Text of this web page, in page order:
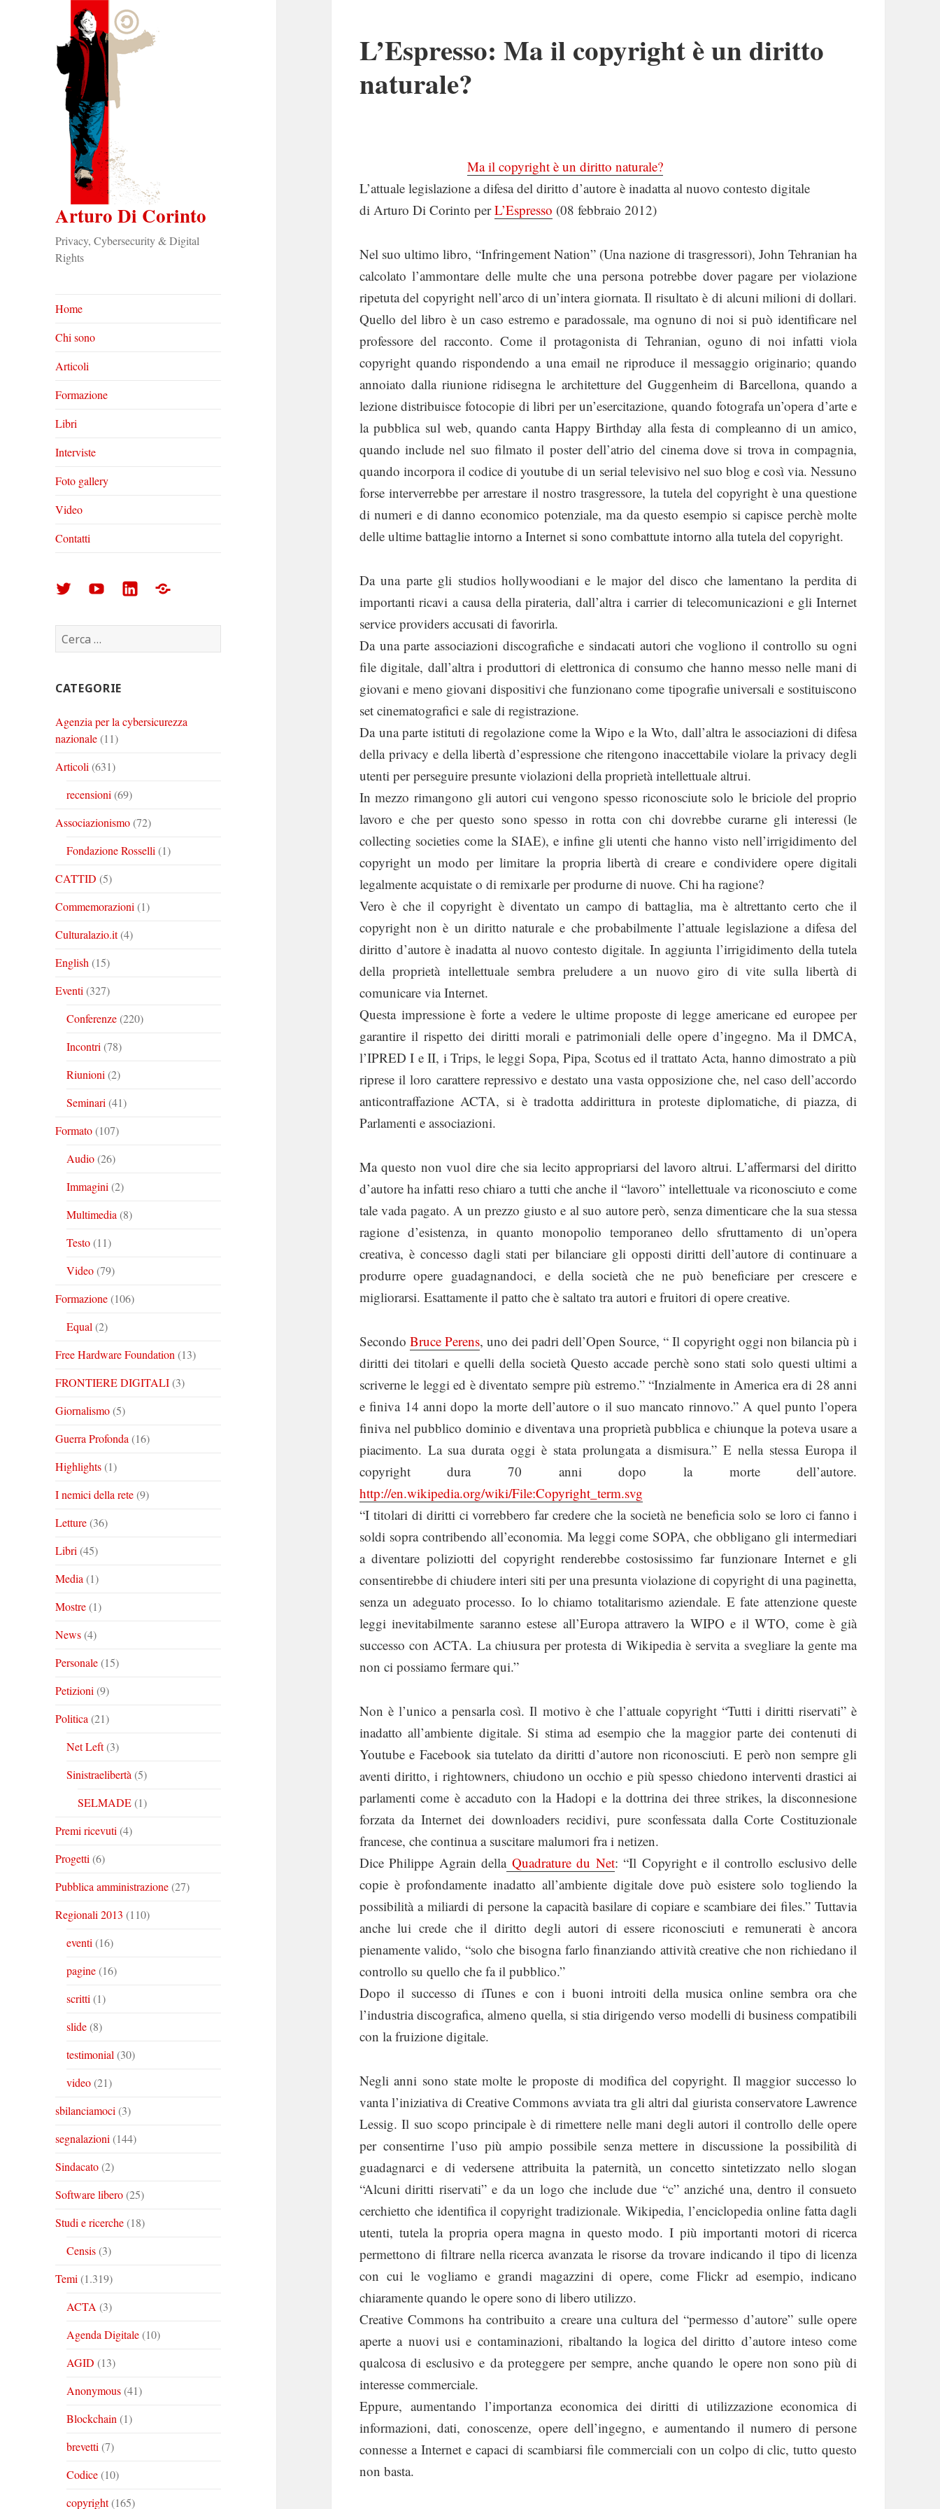
Arturo Di Corinto
Privacy, Cybersecurity & Digital
Rights
Home
Chi sono
Articoli
Formazione
Libri
Interviste
Foto gallery
Video
Contatti
Arturo
Corinto
su
Arturo
Corinto
su
Arturo
su
Foto
Ricerca
per:
CATEGORIE
Agenzia per la cybersicurezza
nazionale(11)
Articoli (631)
recensioni (69)
Associazionismo(72)
Fondazione Rosselli (1)
CATTID (5)
Commemorazioni (1)
Culturalazio.it(4)
English (15)
Eventi (327)
Conferenze(220)
Incontri (78)
Riunioni (2)
Seminari (41)
Formato(107)
Audio(26)
Immagini (2)
Multimedia (8)
Testo(11)
Video(79)
Formazione(106)
Equal (2)
Free Hardware Foundation (13)
FRONTIERE DIGITALI(3)
Giornalismo(5)
Guerra Profonda (16)
Highlights(1)
I nemici della rete(9)
Letture(36)
Libri (45)
Media (1)
Mostre(1)
News(4)
Personale(15)
Petizioni (9)
Politica (21)
Net Left(3)
Sinistraelibertà (5)
SELMADE(1)
Premi ricevuti (4)
Progetti (6)
Pubblica amministrazione(27)
Regionali 2013 (110)
eventi (16)
pagine(16)
scritti (1)
slide(8)
testimonial (30)
video(21)
sbilanciamoci (3)
segnalazioni (144)
Sindacato(2)
Software libero(25)
Studi e ricerche(18)
Censis(3)
Temi (1.319)
ACTA (3)
Agenda Digitale(10)
AGID (13)
Anonymous(41)
Blockchain (1)
brevetti (7)
Codice(10)
copyright(165)
L’Espresso: Ma il copyright è un diritto
naturale?
Ma il copyright è un diritto naturale?
L’attuale legislazione a difesa del diritto d’autore è inadatta al nuovo contesto digitale
di Arturo Di Corinto perL’Espresso (08 febbraio 2012)
Nel suo ultimo libro, “Infringement Nation” (Una nazione di trasgressori), John Tehranian ha
calcolato l’ammontare delle multe che una persona potrebbe dover pagare per violazione
ripetuta del copyright nell’arco di un’intera giornata. Il risultato è di alcuni milioni di dollari.
Quello del libro è un caso estremo e paradossale, ma ognuno di noi si può identificare nel
professore del racconto. Come il protagonista di Tehranian, oguno di noi infatti viola
copyright quando rispondendo a una email ne riproduce il messaggio originario; quando
annoiato dalla riunione ridisegna le architetture del Guggenheim di Barcellona, quando a
lezione distribuisce fotocopie di libri per un’esercitazione, quando fotografa un’opera d’arte e
la pubblica sul web, quando canta Happy Birthday alla festa di compleanno di un amico,
quando include nel suo filmato il poster dell’atrio del cinema dove si trova in compagnia,
quando incorpora il codice di youtube di un serial televisivo nel suo blog e così via. Nessuno
forse interverrebbe per arrestare il nostro trasgressore, la tutela del copyright è una questione
di numeri e di danno economico potenziale, ma da questo esempio si capisce perchè molte
delle ultime battaglie intorno a Internet si sono combattute intorno alla tutela del copyright.
Da una parte gli studios hollywoodiani e le major del disco che lamentano la perdita di
importanti ricavi a causa della pirateria, dall’altra i carrier di telecomunicazioni e gli Internet
service providers accusati di favorirla.
Da una parte associazioni discografiche e sindacati autori che vogliono il controllo su ogni
file digitale, dall’altra i produttori di elettronica di consumo che hanno messo nelle mani di
giovani e meno giovani dispositivi che funzionano come tipografie universali e sostituiscono
set cinematografici e sale di registrazione.
Da una parte istituti di regolazione come la Wipo e la Wto, dall’altra le associazioni di difesa
della privacy e della libertà d’espressione che ritengono inaccettabile violare la privacy degli
utenti per perseguire presunte violazioni della proprietà intellettuale altrui.
In mezzo rimangono gli autori cui vengono spesso riconosciute solo le briciole del proprio
lavoro e che per questo sono spesso in rotta con chi dovrebbe curarne gli interessi (le
collecting societies come la SIAE), e infine gli utenti che hanno visto nell’irrigidimento del
copyright un modo per limitare la propria libertà di creare e condividere opere digitali
legalmente acquistate o di remixarle per produrne di nuove. Chi ha ragione?
Vero è che il copyright è diventato un campo di battaglia, ma è altrettanto certo che il
copyright non è un diritto naturale e che probabilmente l’attuale legislazione a difesa del
diritto d’autore è inadatta al nuovo contesto digitale. In aggiunta l’irrigidimento della tutela
della proprietà intellettuale sembra preludere a un nuovo giro di vite sulla libertà di
comunicare via Internet.
Questa impressione è forte a vedere le ultime proposte di legge americane ed europee per
garantire il rispetto dei diritti morali e patrimoniali delle opere d’ingegno. Ma il DMCA,
l’IPRED I e II, i Trips, le leggi Sopa, Pipa, Scotus ed il trattato Acta, hanno dimostrato a più
riprese il loro carattere repressivo e destato una vasta opposizione che, nel caso dell’accordo
anticontraffazione ACTA, si è tradotta addirittura in proteste diplomatiche, di piazza, di
Parlamenti e associazioni.
Ma questo non vuol dire che sia lecito appropriarsi del lavoro altrui. L’affermarsi del diritto
d’autore ha infatti reso chiaro a tutti che anche il “lavoro” intellettuale va riconosciuto e come
tale vada pagato. A un prezzo giusto e al suo autore però, senza dimenticare che la sua stessa
ragione d’esistenza, in quanto monopolio temporaneo dello sfruttamento di un’opera
creativa, è concesso dagli stati per bilanciare gli opposti diritti dell’autore di continuare a
produrre opere guadagnandoci, e della società che ne può beneficiare per crescere e
migliorarsi. Esattamente il patto che è saltato tra autori e fruitori di opere creative.
SecondoBruce Perens, uno dei padri dell’Open Source, “ Il copyright oggi non bilancia pù i
diritti dei titolari e quelli della società Questo accade perchè sono stati solo questi ultimi a
scriverne le leggi ed è diventato sempre più estremo.” “Inzialmente in America era di 28 anni
e finiva 14 anni dopo la morte dell’autore o il suo mancato rinnovo.” A quel punto l’opera
finiva nel pubblico dominio e diventava una proprietà pubblica e chiunque la poteva usare a
piacimento. La sua durata oggi è stata prolungata a dismisura.” E nella stessa Europa il
copyright dura 70 anni dopo la morte dell’autore.
http://en.wikipedia.org/wiki/File:Copyright_term.svg
“I titolari di diritti ci vorrebbero far credere che la società ne beneficia solo se loro ci fanno i
soldi sopra contribendo all’economia. Ma leggi come SOPA, che obbligano gli intermediari
a diventare poliziotti del copyright renderebbe costosissimo far funzionare Internet e gli
consentirebbe di chiudere interi siti per una presunta violazione di copyright di una paginetta,
senza un adeguato processo. Io lo chiamo totalitarismo aziendale. E fate attenzione queste
leggi inevitabilmente saranno estese all’Europa attravero la WIPO e il WTO, come è già
successo con ACTA. La chiusura per protesta di Wikipedia è servita a svegliare la gente ma
non ci possiamo fermare qui.”
Non è l’unico a pensarla così. Il motivo è che l’attuale copyright “Tutti i diritti riservati” è
inadatto all’ambiente digitale. Si stima ad esempio che la maggior parte dei contenuti di
Youtube e Facebook sia tutelato da diritti d’autore non riconosciuti. E però non sempre gli
aventi diritto, i rightowners, chiudono un occhio e più spesso chiedono interventi drastici ai
parlamenti come è accaduto con la Hadopi e la dottrina dei three strikes, la disconnesione
forzata da Internet dei downloaders recidivi, pure sconfessata dalla Corte Costituzionale
francese, che continua a suscitare malumori fra i netizen.
Dice Philippe Agrain dellaQuadrature du Net: “Il Copyright e il controllo esclusivo delle
copie è profondamente inadatto all’ambiente digitale dove può esistere solo togliendo la
possibilità a miliardi di persone la capacità basilare di copiare e scambiare dei files.” Tuttavia
anche lui crede che il diritto degli autori di essere riconosciuti e remunerati è ancora
pienamente valido, “solo che bisogna farlo finanziando attività creative che non richiedano il
controllo su quello che fa il pubblico.”
Dopo il successo di iTunes e con i buoni introiti della musica online sembra ora che
l’industria discografica, almeno quella, si stia dirigendo verso modelli di business compatibili
con la fruizione digitale.
Negli anni sono state molte le proposte di modifica del copyright. Il maggior successo lo
vanta l’iniziativa di Creative Commons avviata tra gli altri dal giurista conservatore Lawrence
Lessig. Il suo scopo principale è di rimettere nelle mani degli autori il controllo delle opere
per consentirne l’uso più ampio possibile senza mettere in discussione la possibilità di
guadagnarci e di vedersene attribuita la paternità, un concetto sintetizzato nello slogan
“Alcuni diritti riservati” e da un logo che include due “c” anziché una, dentro il consueto
cerchietto che identifica il copyright tradizionale. Wikipedia, l’enciclopedia online fatta dagli
utenti, tutela la propria opera magna in questo modo. I più importanti motori di ricerca
permettono di filtrare nella ricerca avanzata le risorse da trovare indicando il tipo di licenza
con cui le vogliamo e grandi magazzini di opere, come Flickr ad esempio, indicano
chiaramente quando le opere sono di libero utilizzo.
Creative Commons ha contribuito a creare una cultura del “permesso d’autore” sulle opere
aperte a nuovi usi e contaminazioni, ribaltando la logica del diritto d’autore inteso come
qualcosa di esclusivo e da proteggere per sempre, anche quando le opere non sono più di
interesse commerciale.
Eppure, aumentando l’importanza economica dei diritti di utilizzazione economica di
informazioni, dati, conoscenze, opere dell’ingegno, e aumentando il numero di persone
connesse a Internet e capaci di scambiarsi file commerciali con un colpo di clic, tutto questo
non basta.